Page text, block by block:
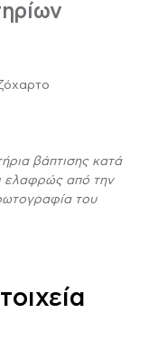
βάπτισης κατά
ελαφρώς από την
του